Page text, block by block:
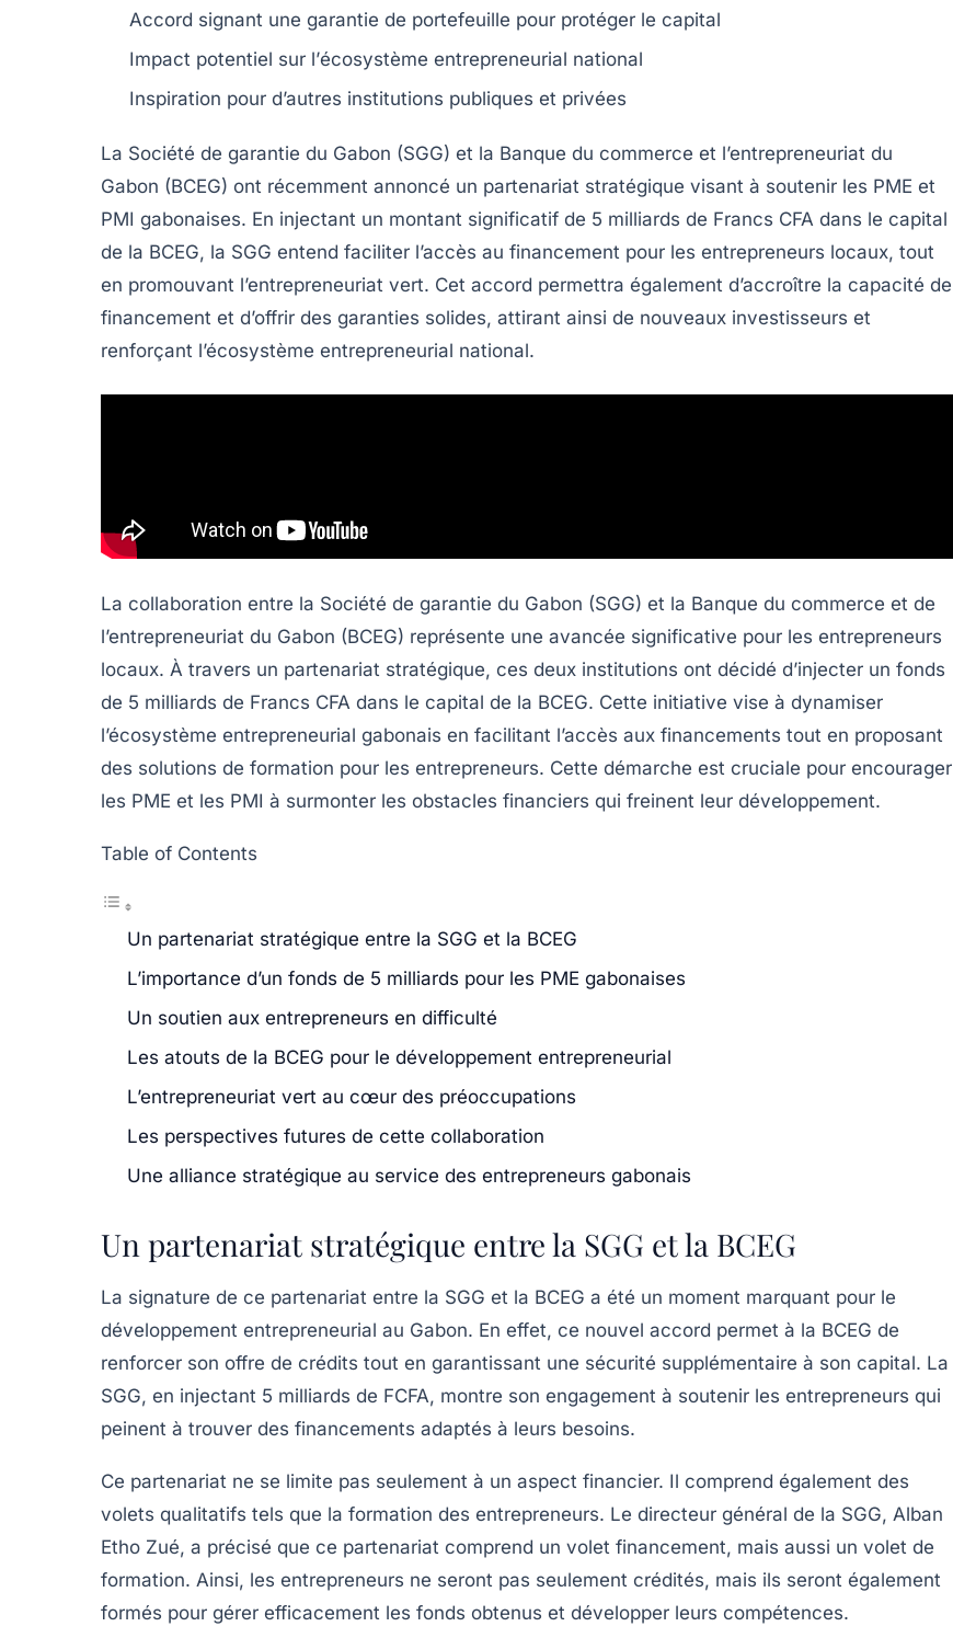
Accord signant une garantie de portefeuille pour protéger le capital
Impact potentiel sur l’écosystème entrepreneurial national
Inspiration pour d’autres institutions publiques et privées
La Société de garantie du Gabon (SGG) et la Banque du commerce et l’entrepreneuriat du
Gabon (BCEG) ont récemment annoncé un partenariat stratégique visant à soutenir les PME et
PMI gabonaises. En injectant un montant significatif de 5 milliards de Francs CFA dans le capital
de la BCEG, la SGG entend faciliter l’accès au financement pour les entrepreneurs locaux, tout
en promouvant l’entrepreneuriat vert. Cet accord permettra également d’accroître la capacité de
financement et d’offrir des garanties solides, attirant ainsi de nouveaux investisseurs et
renforçant l’écosystème entrepreneurial national.
La collaboration entre la Société de garantie du Gabon (SGG) et la Banque du commerce et de
l’entrepreneuriat du Gabon (BCEG) représente une avancée significative pour les entrepreneurs
locaux. À travers un partenariat stratégique, ces deux institutions ont décidé d’injecter un fonds
de 5 milliards de Francs CFA dans le capital de la BCEG. Cette initiative vise à dynamiser
l’écosystème entrepreneurial gabonais en facilitant l’accès aux financements tout en proposant
des solutions de formation pour les entrepreneurs. Cette démarche est cruciale pour encourager
les PME et les PMI à surmonter les obstacles financiers qui freinent leur développement.
Table of Contents
Un partenariat stratégique entre la SGG et la BCEG
L’importance d’un fonds de 5 milliards pour les PME gabonaises
Un soutien aux entrepreneurs en difficulté
Les atouts de la BCEG pour le développement entrepreneurial
L’entrepreneuriat vert au cœur des préoccupations
Les perspectives futures de cette collaboration
Une alliance stratégique au service des entrepreneurs gabonais
Un partenariat stratégique entre la SGG et la BCEG
La signature de ce partenariat entre la SGG et la BCEG a été un moment marquant pour le
développement entrepreneurial au Gabon. En effet, ce nouvel accord permet à la BCEG de
renforcer son offre de crédits tout en garantissant une sécurité supplémentaire à son capital. La
SGG, en injectant 5 milliards de FCFA, montre son engagement à soutenir les entrepreneurs qui
peinent à trouver des financements adaptés à leurs besoins.
Ce partenariat ne se limite pas seulement à un aspect financier. Il comprend également des
volets qualitatifs tels que la formation des entrepreneurs. Le directeur général de la SGG, Alban
Etho Zué, a précisé que ce partenariat comprend un volet financement, mais aussi un volet de
formation. Ainsi, les entrepreneurs ne seront pas seulement crédités, mais ils seront également
formés pour gérer efficacement les fonds obtenus et développer leurs compétences.